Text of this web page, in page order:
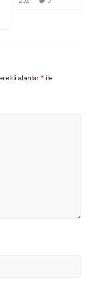
alanlar* ile